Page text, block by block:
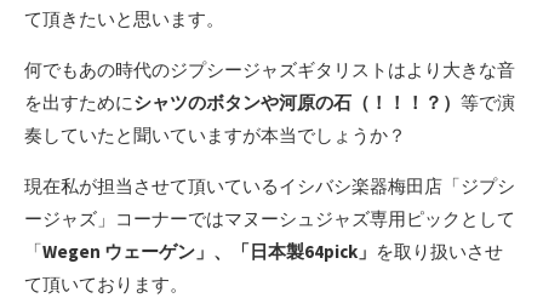
て頂きたいと思います。
何でもあの時代のジプシージャズギタリストはより大きな音
を出すためにシャツのボタンや河原の石（！！！？） 等で演
奏していたと聞いていますが本当でしょうか？
現在私が担当させて頂いているイシバシ楽器梅田店「ジプシ
ージャズ」コーナーではマヌーシュジャズ専用ピックとして
「Wegen ウェーゲン」、「日本製64pick」 を取り扱いさせ
て頂いております。